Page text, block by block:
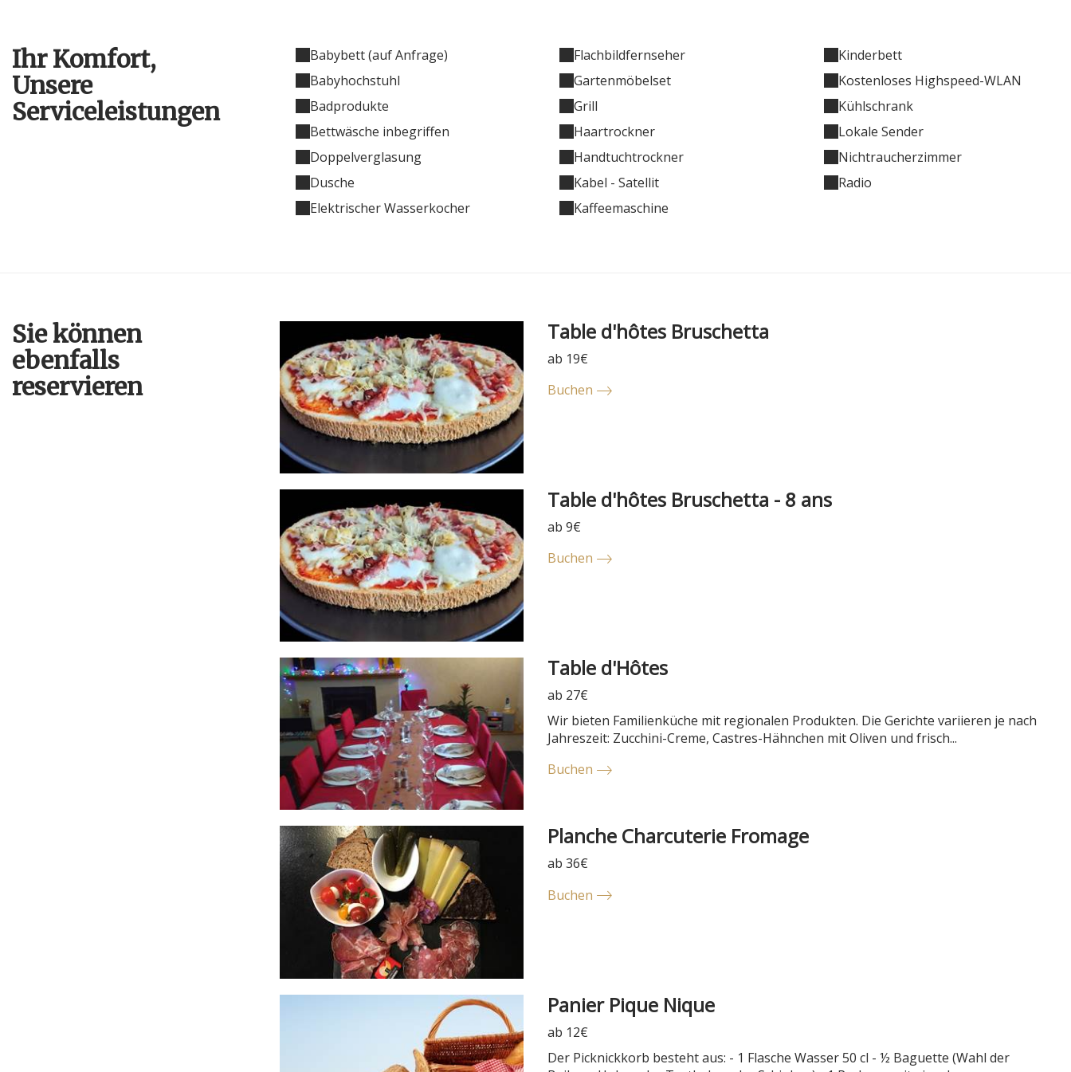
Ihr Komfort,
Unsere
Serviceleistungen
Babybett (auf Anfrage)
Babyhochstuhl
Badprodukte
Bettwäsche inbegriffen
Doppelverglasung
Dusche
Elektrischer Wasserkocher
Flachbildfernseher
Gartenmöbelset
Grill
Haartrockner
Handtuchtrockner
Kabel - Satellit
Kaffeemaschine
Kinderbett
Kostenloses Highspeed-WLAN
Kühlschrank
Lokale Sender
Nichtraucherzimmer
Radio
Sie können
ebenfalls
reservieren
Table d'hôtes Bruschetta
ab 19€
Buchen
Table d'hôtes Bruschetta - 8 ans
ab 9€
Buchen
Table d'Hôtes
ab 27€
Wir bieten Familienküche mit regionalen Produkten. Die Gerichte variieren je nach
Jahreszeit: Zucchini-Creme, Castres-Hähnchen mit Oliven und frisch...
Buchen
Planche Charcuterie Fromage
ab 36€
Buchen
Panier Pique Nique
ab 12€
Der Picknickkorb besteht aus: - 1 Flasche Wasser 50 cl - ½ Baguette (Wahl der